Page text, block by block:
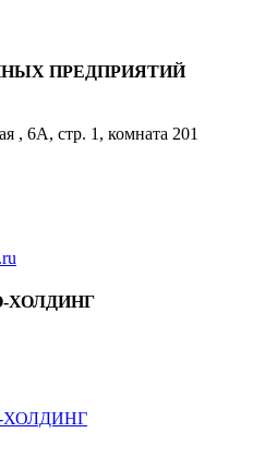
ПРЕДПРИЯТИЙ
, 6А, стр. 1, комната 201
ХОЛДИНГ
ХОЛДИНГ